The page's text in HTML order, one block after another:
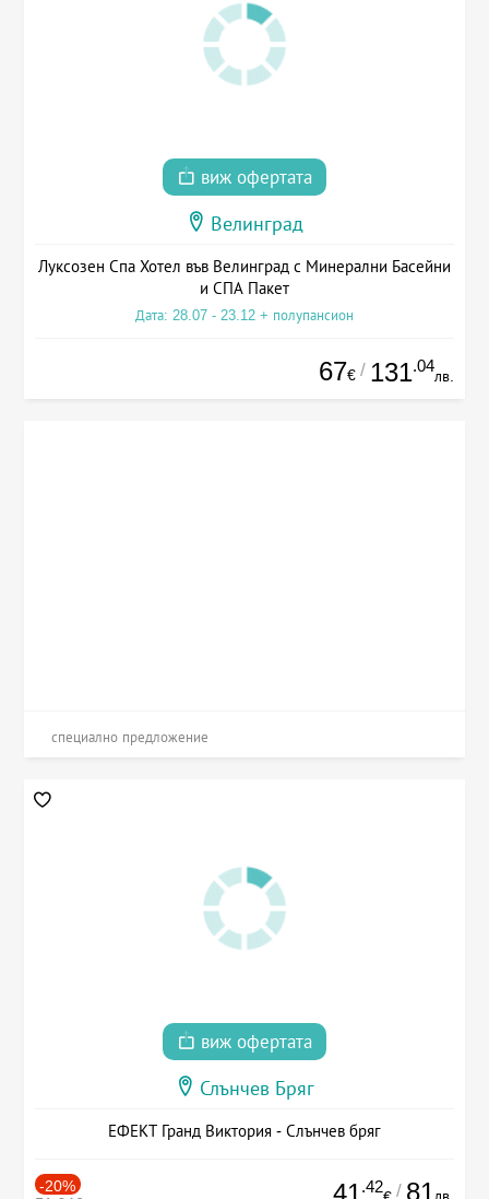
виж офертата
Велинград
Луксозен Спа Хотел във Велинград с Минерални Басейни
и СПА Пакет
Дата: 28.07 - 23.12 + полупансион
67€ / 131.04
лв.
специално предложение
виж офертата
Слънчев Бряг
ЕФЕКТ Гранд Виктория - Слънчев бряг
-20% 41 .42 / 81